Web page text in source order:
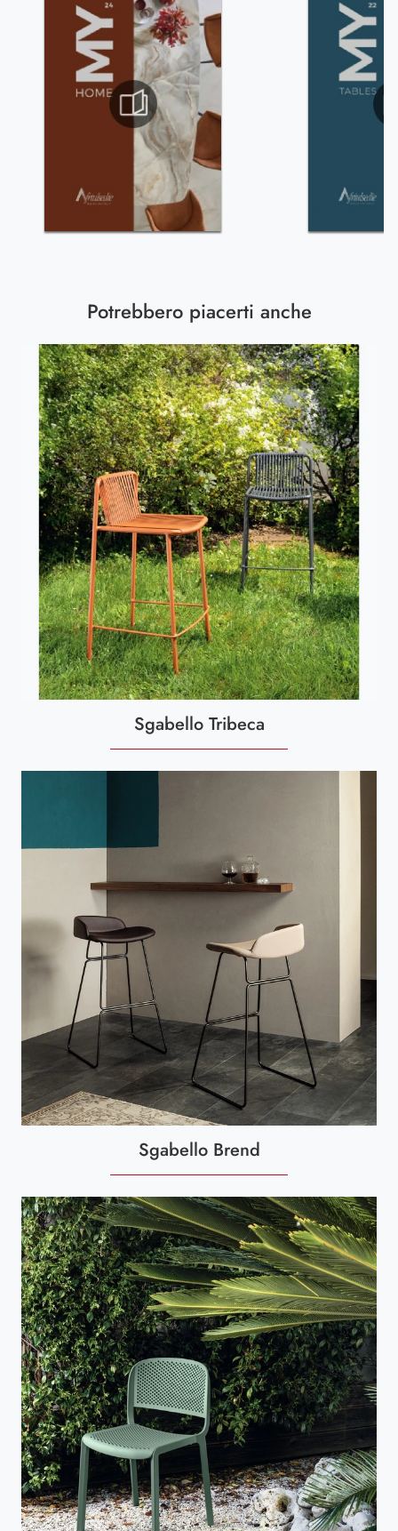
Potrebbero piacerti anche
Sgabello Tribeca
Sgabello Brend